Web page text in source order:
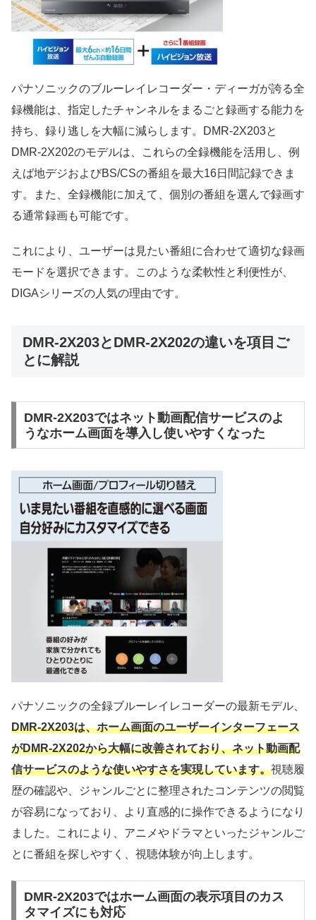
パナソニックのブルーレイレコーダー・ディーガが誇る全
録機能は、指定したチャンネルをまるごと録画する能力を
持ち、録り逃しを大幅に減らします。DMR-2X203と
DMR-2X202のモデルは、これらの全録機能を活用し、例
えば地デジおよびBS/CSの番組を最大16日間記録できま
す。また、全録機能に加えて、個別の番組を選んで録画す
る通常録画も可能です。
これにより、ユーザーは見たい番組に合わせて適切な録画
モードを選択できます。このような柔軟性と利便性が、
DIGAシリーズの人気の理由です。
DMR-2X203とDMR-2X202の違いを項目ご
とに解説
DMR-2X203ではネット動画配信サービスのよ
うなホーム画面を導入し使いやすくなった
パナソニックの全録ブルーレイレコーダーの最新モデル、
DMR-2X203は、ホーム画面のユーザーインターフェース
がDMR-2X202から大幅に改善されており、ネット動画配
信サービスのような使いやすさを実現しています。視聴履
歴の確認や、ジャンルごとに整理されたコンテンツの閲覧
が容易になっており、より直感的に操作できるようになり
ました。これにより、アニメやドラマといったジャンルご
とに番組を探しやすく、視聴体験が向上します。
DMR-2X203ではホーム画面の表示項目のカス
タマイズにも対応